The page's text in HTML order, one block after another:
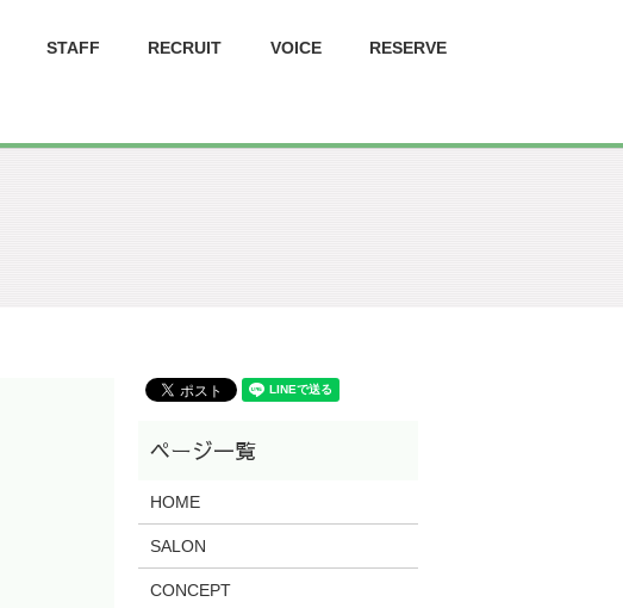
STAFF RECRUIT VOICE RESERVE
HOME
SALON
CONCEPT